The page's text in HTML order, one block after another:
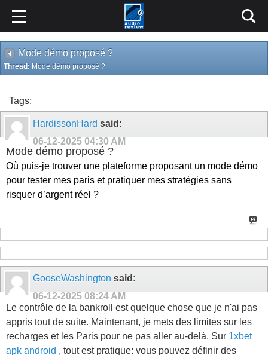
Mode démo proposé ?
Thread: Mode démo proposé ?
Tags:
HardissonHard said:
06-12-2025 04:30 AM
Mode démo proposé ?
Où puis-je trouver une plateforme proposant un mode démo
pour tester mes paris et pratiquer mes stratégies sans
risquer d’argent réel ?
GooseWashington said:
06-12-2025 08:24 AM
Le contrôle de la bankroll est quelque chose que je n'ai pas
appris tout de suite. Maintenant, je mets des limites sur les
recharges et les Paris pour ne pas aller au-delà. Sur 1xbet
apk android , tout est pratique: vous pouvez définir des